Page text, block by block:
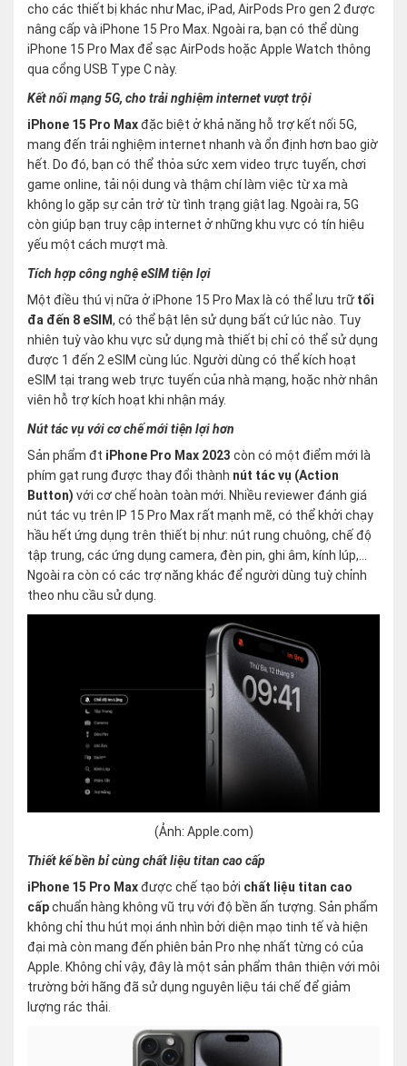
cho các thiết bị khác như Mac, iPad, AirPods Pro gen 2 được
nâng cấp và iPhone 15 Pro Max. Ngoài ra, bạn có thể dùng
iPhone 15 Pro Max để sạc AirPods hoặc Apple Watch thông
qua cổng USB Type C này.
Kết nối mạng 5G, cho trải nghiệm internet vượt trội
iPhone 15 Pro Maxđặc biệt ở khả năng hỗ trợ kết nối 5G,
mang đến trải nghiệm internet nhanh và ổn định hơn bao giờ
hết. Do đó, bạn có thể thỏa sức xem video trực tuyến, chơi
game online, tải nội dung và thậm chí làm việc từ xa mà
không lo gặp sự cản trở từ tình trạng giật lag. Ngoài ra, 5G
còn giúp bạn truy cập internet ở những khu vực có tín hiệu
yếu một cách mượt mà.
Tích hợp công nghệ eSIM tiện lợi
Một điều thú vị nữa ở iPhone 15 Pro Max là có thể lưu trữ tối
đa đến 8 eSIM, có thể bật lên sử dụng bất cứ lúc nào. Tuy
nhiên tuỳ vào khu vực sử dụng mà thiết bị chỉ có thể sử dụng
được 1 đến 2 eSIM cùng lúc. Người dùng có thể kích hoạt
eSIM tại trang web trực tuyến của nhà mạng, hoặc nhờ nhân
viên hỗ trợ kích hoạt khi nhận máy.
Nút tác vụ với cơ chế mới tiện lợi hơn
Sản phẩm đt iPhone Pro Max 2023 còn có một điểm mới là
phím gạt rung được thay đổi thành nút tác vụ (Action
Button) với cơ chế hoàn toàn mới. Nhiều reviewer đánh giá
nút tác vụ trên IP 15 Pro Max rất mạnh mẽ, có thể khởi chạy
hầu hết ứng dụng trên thiết bị như: nút rung chuông, chế độ
tập trung, các ứng dụng camera, đèn pin, ghi âm, kính lúp,…
Ngoài ra còn có các trợ năng khác để người dùng tuỳ chỉnh
theo nhu cầu sử dụng.
(Ảnh: Apple.com)
Thiết kế bền bỉ cùng chất liệu titan cao cấp
iPhone 15 Pro Maxđược chế tạo bởi chất liệu titan cao
cấpchuẩn hàng không vũ trụ với độ bền ấn tượng. Sản phẩm
không chỉ thu hút mọi ánh nhìn bởi diện mạo tinh tế và hiện
đại mà còn mang đến phiên bản Pro nhẹ nhất từng có của
Apple. Không chỉ vậy, đây là một sản phẩm thân thiện với môi
trường bởi hãng đã sử dụng nguyên liệu tái chế để giảm
lượng rác thải.